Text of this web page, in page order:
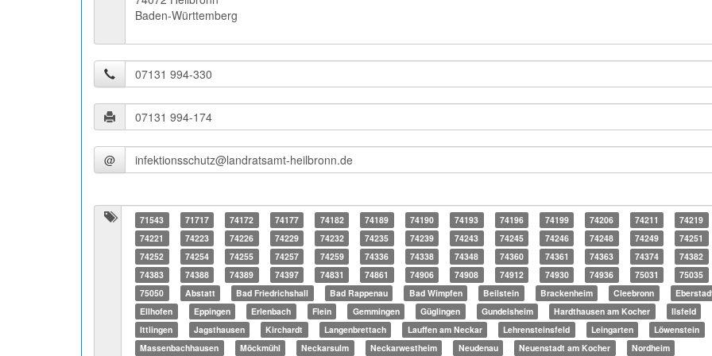
Baden-Württemberg
@
71543 71717 74172 74177 74182 74189 74190 74193 74196 74199 74206 74211
74219
74221
74223 74226 74229 74232 74235 74239 74243 74245 74246 74248 74249
74251
74252
74254 74255 74257 74259 74336 74338 74348 74360 74361 74363 74374
74382
74383
74388 74389 74397 74831 74861 74906 74908 74912 74930 74936 75031
75035
75050
Abstatt Bad Friedrichshall Bad Rappenau Bad Wimpfen Beilstein Brackenheim Cleebronn
Ellhofen
Eppingen Erlenbach Flein Gemmingen Güglingen Gundelsheim Hardthausen am Kocher
Ilsfeld
Ittlingen
Jagsthausen Kirchardt Langenbrettach Lauffen am Neckar Lehrensteinsfeld Leingarten
Löwenstein
Massenbachhausen
Möckmühl Neckarsulm Neckarwestheim Neudenau Neuenstadt am Kocher Nordheim